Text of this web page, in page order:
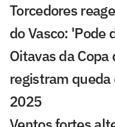
Torcedores
do Vasco: 'Pode
Oitavas da
registram queda
2025